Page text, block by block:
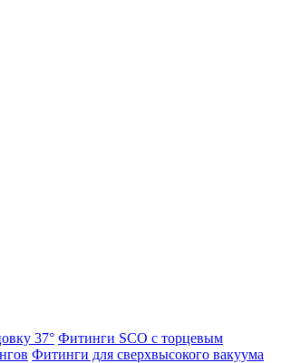
37° Фитинги SCO с торцевым
Фитинги для сверхвысокого вакуума